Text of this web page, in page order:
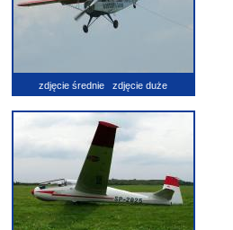
zdjęcie średnie zdjęcie duże